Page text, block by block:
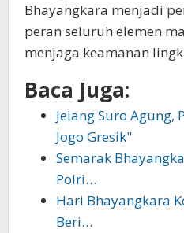
Bhayangkara menjadi
peran seluruh elemen
menjaga keamanan
Baca Juga:
Jelang Suro Agung,
Jogo Gresik"
Semarak
Polri…
Hari Bhayangkara
Beri…